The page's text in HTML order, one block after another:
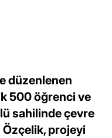
düzenlenen
500 öğrenci ve
sahilinde çevre
Özçelik, projeyi